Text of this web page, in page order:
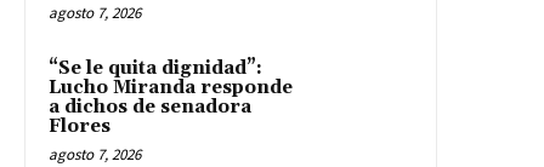
agosto 7, 2026
“Se le quita dignidad”:
Lucho Miranda responde
a dichos de senadora
Flores
agosto 7, 2026